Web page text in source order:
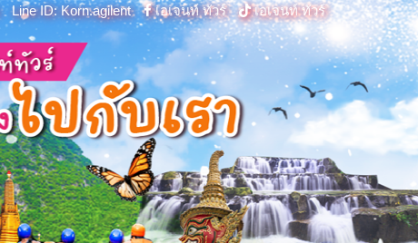
Line ID: Korn.agilent เอเจนท์ ทัวร์ เอเจนท์ ทัวร์